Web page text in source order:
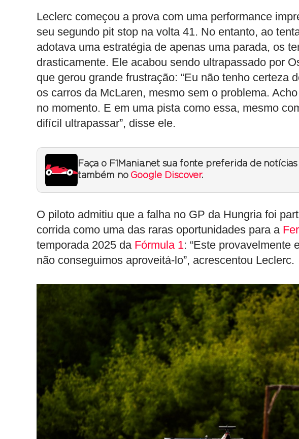
Leclerc começou a prova com uma performance
seu segundo pit stop na volta 41. No entanto, ao
adotava uma estratégia de apenas uma parada, os
drasticamente. Ele acabou sendo ultrapassado por
que gerou grande frustração: “Eu não tenho certeza
os carros da McLaren, mesmo sem o problema.
no momento. E em uma pista como essa, mesmo
difícil ultrapassar”, disse ele.
Faça o F1Mania.net sua fonte preferida de
também no Google Discover.
O piloto admitiu que a falha no GP da Hungria foi
corrida como uma das raras oportunidades para a
temporada 2025 da Fórmula 1: “Este provavelmente
não conseguimos aproveitá-lo”, acrescentou Leclerc.